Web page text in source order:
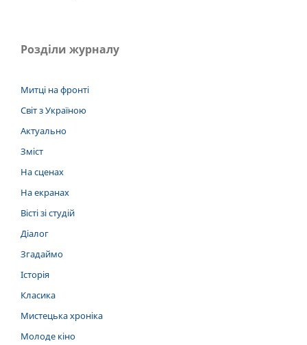
Розділи журналу
Митці на фронті
Світ з Україною
Актуально
Зміст
На сценах
На екранах
Вісті зі студій
Діалог
Згадаймо
Історія
Класика
Мистецька хроніка
Молоде кіно